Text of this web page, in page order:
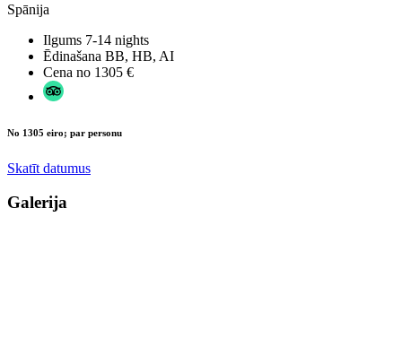
Spānija
Ilgums 7-14 nights
Ēdinašana BB, HB, AI
Cena no 1305 €
No 1305 eiro; par personu
Skatīt datumus
Galerija